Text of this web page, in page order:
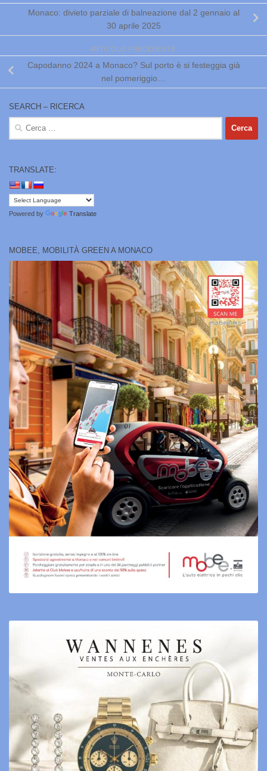
Monaco: divieto parziale di balneazione dal 2 gennaio al
30 aprile 2025
ARTICOLO PRECEDENTE
Capodanno 2024 a Monaco? Sul porto è si festeggia già
nel pomeriggio…
SEARCH – RICERCA
Ricerca
TRANSLATE:
Powered by Translate
MOBEE, MOBILITÀ GREEN A MONACO